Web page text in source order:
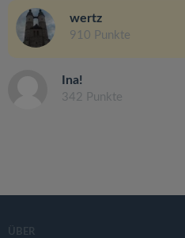
wertz
910 Punkte
Ina!
342 Punkte
ÜBER